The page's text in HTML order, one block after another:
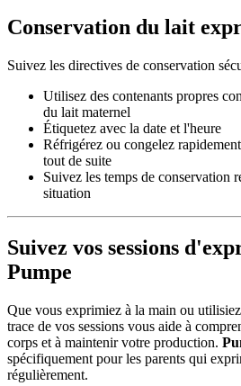
Conservation du lait
Suivez les directives de conservation
Utilisez des contenants propres
du lait maternel
Étiquetez avec la date et l'heure
Réfrigérez ou congelez
tout de suite
Suivez les temps de conservation
situation
Suivez vos sessions
Pumpe
Que vous exprimiez à la main ou
trace de vos sessions vous aide à
corps et à maintenir votre production.
spécifiquement pour les parents qui
régulièrement.